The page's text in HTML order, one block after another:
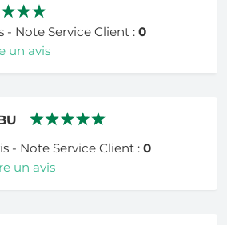
- Note Service Client :0
un avis
- Note Service Client : 0
un avis